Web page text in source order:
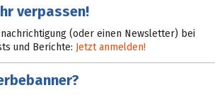
verpassen!
(oder einen Newsletter) bei
und Berichte: Jetzt anmelden!